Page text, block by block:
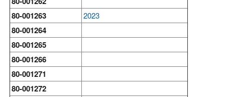
80-001263
2023
80-001264
80-001265
80-001266
80-001271
80-001272